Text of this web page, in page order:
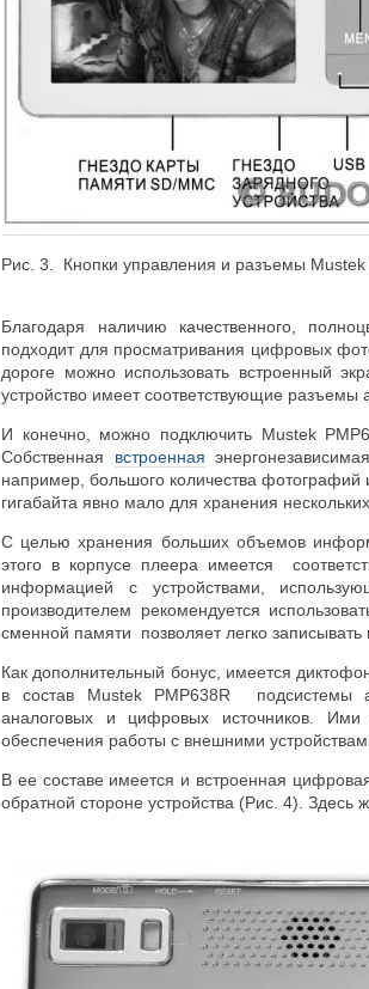
Рис. 3. Кнопки управления и разъемы Mustek
Благодаря наличию качественного,
подходит для просматривания цифровых
дороге можно использовать встроенный
устройство имеет соответствующие разъемы
И конечно, можно подключить Mustek
Собственная встроенная
например, большого количества фотографий
гигабайта явно мало для хранения
С целью хранения больших объемов
этого в корпусе плеера имеется
информацией с устройствами,
производителем рекомендуется
сменной памяти позволяет легко
Как дополнительный бонус, имеется
в состав Mustek PMP638R подсистемы
аналоговых и цифровых источников. Ими
обеспечения работы с внешними
В ее составе имеется и встроенная
обратной стороне устройства (Рис. 4). Здесь